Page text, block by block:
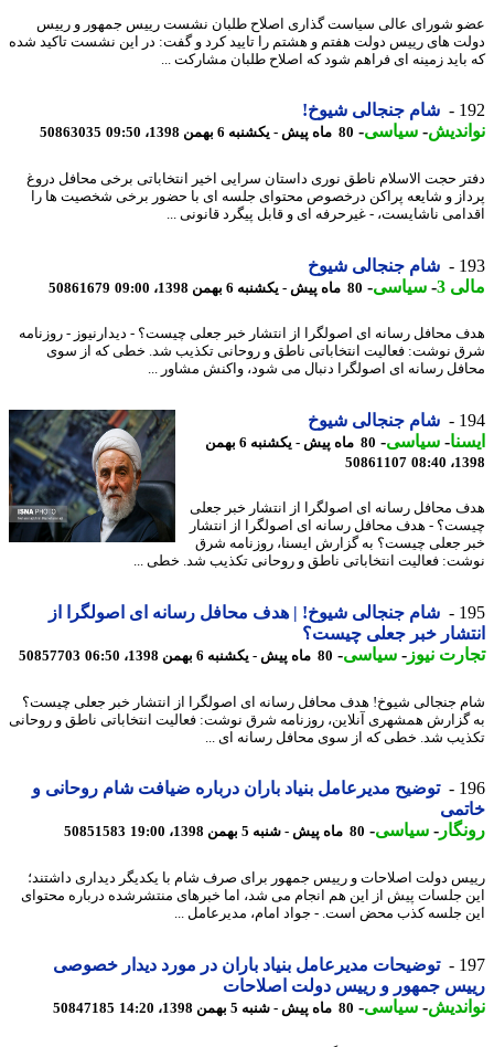
شورای عالی سیاست گذاری اصلاح طلبان نشست رییس جمهور و رییس
های رییس دولت هفتم و هشتم را تایید کرد و گفت: در این نشست تاکید شده
زمینه ای فراهم شود که اصلاح طلبان مشارکت ...
شام جنجالی شیوخ!
-سیاسی-80 ماه پیش - یکشنبه 6 بهمن 1398، 09:50 50863035
حجت الاسلام ناطق نوری داستان سرایی اخیر انتخاباتی برخی محافل دروغ
و شایعه پراکن درخصوص محتوای جلسه ای با حضور برخی شخصیت ها را
ناشایست، - غیرحرفه ای و قابل پیگرد قانونی ...
شام جنجالی شیوخ
3
-سیاسی-80 ماه پیش - یکشنبه 6 بهمن 1398، 09:00 50861679
محافل رسانه ای اصولگرا از انتشار خبر جعلی چیست؟ - دیدارنیوز - روزنامه
نوشت: فعالیت انتخاباتی ناطق و روحانی تکذیب شد. خطی که از سوی
رسانه ای اصولگرا دنبال می شود، واکنش مشاور ...
شام جنجالی شیوخ
-سیاسی-
80 ماه پیش - یکشنبه 6 بهمن
50861107
محافل رسانه ای اصولگرا از انتشار خبر جعلی
- هدف محافل رسانه ای اصولگرا از انتشار
جعلی چیست؟ به گزارش ایسنا، روزنامه شرق
فعالیت انتخاباتی ناطق و روحانی تکذیب شد. خطی ...
شام جنجالی شیوخ! | هدف محافل رسانه ای اصولگرا از
خبر جعلی چیست؟
نیوز-سیاسی-80 ماه پیش - یکشنبه 6 بهمن 1398، 06:50 50857703
جنجالی شیوخ! هدف محافل رسانه ای اصولگرا از انتشار خبر جعلی چیست؟
همشهری آنلاین، روزنامه شرق نوشت: فعالیت انتخاباتی ناطق و روحانی
شد. خطی که از سوی محافل رسانه ای ...
توضیح مدیرعامل بنیاد باران درباره ضیافت شام روحانی و
-سیاسی-80 ماه پیش - شنبه 5 بهمن 1398، 19:00 50851583
دولت اصلاحات و رییس جمهور برای صرف شام با یکدیگر دیداری داشتند؛
جلسات پیش از این هم انجام می شد، اما خبرهای منتشرشده درباره محتوای
جلسه کذب محض است. - جواد امام، مدیرعامل ...
توضیحات مدیرعامل بنیاد باران در مورد دیدار خصوصی
جمهور و رییس دولت اصلاحات
-سیاسی-80 ماه پیش - شنبه 5 بهمن 1398، 14:20 50847185